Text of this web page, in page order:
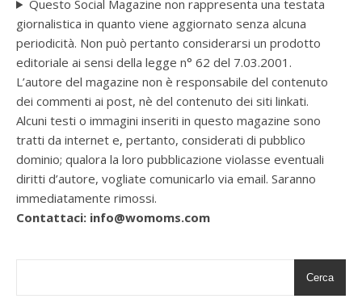
Questo Social Magazine non rappresenta una testata
giornalistica in quanto viene aggiornato senza alcuna
periodicità. Non può pertanto considerarsi un prodotto
editoriale ai sensi della legge n° 62 del 7.03.2001.
L’autore del magazine non è responsabile del contenuto
dei commenti ai post, nè del contenuto dei siti linkati.
Alcuni testi o immagini inseriti in questo magazine sono
tratti da internet e, pertanto, considerati di pubblico
dominio; qualora la loro pubblicazione violasse eventuali
diritti d’autore, vogliate comunicarlo via email. Saranno
immediatamente rimossi.
Contattaci: info@womoms.com
Cerca